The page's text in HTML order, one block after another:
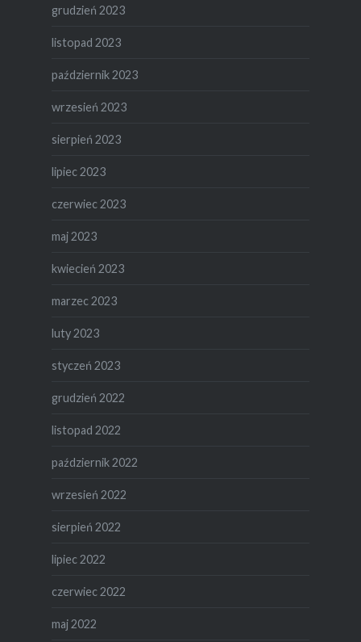
grudzień 2023
listopad 2023
październik 2023
wrzesień 2023
sierpień 2023
lipiec 2023
czerwiec 2023
maj 2023
kwiecień 2023
marzec 2023
luty 2023
styczeń 2023
grudzień 2022
listopad 2022
październik 2022
wrzesień 2022
sierpień 2022
lipiec 2022
czerwiec 2022
maj 2022